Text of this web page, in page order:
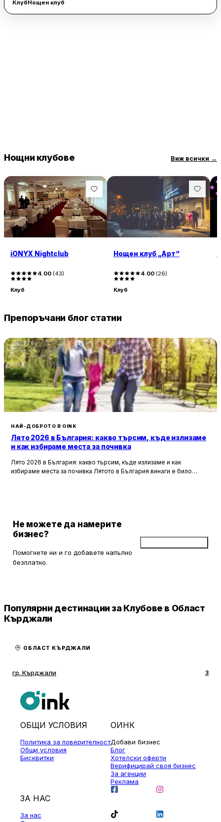
КлубНощен клуб
Нощни клубове Виж всички →
iONYX Nightclub
4.00 (43)
Клуб
Нощен клуб „Арт“
4.00 (26)
Клуб
Препоръчани блог статии
НАЙ-ДОБРОТО В OINK
Лято 2026 в България: какво търсим, къде излизаме
и как избираме места за почивка
Лято 2026 в България: какво търсим, къде излизаме и как
избираме места за почивка Лятото в България винаги е било
Не можете да намерите
бизнес?
Помогнете ни и го добавете напълно
безплатно.
Популярни дестинации за Клубове в Област
Кърджали
ОБЛАСТ КЪРДЖАЛИ
гр. Кърджали 3
ОБЩИ УСЛОВИЯ
Политика за поверителност
Общи условия
Бисквитки
ОИНК
Добави бизнес
Блог
Хотелски оферти
Верифицирай своя бизнес
За агенции
Реклама
ЗА НАС
За нас